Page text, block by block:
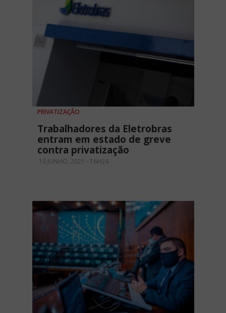
PRIVATIZAÇÃO
Trabalhadores da Eletrobras
entram em estado de greve
contra privatização
10 JUNHO, 2021 - 16H24